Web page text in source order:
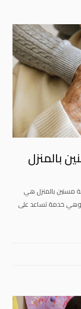
بالمنزل
مسنين بالمنزل هي
وهي خدمة تساعد على